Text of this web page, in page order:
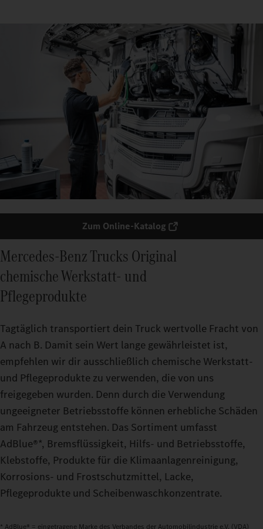
Zum Online-Katalog
Mercedes‑Benz Trucks Original
chemische Werkstatt‑ und
Pflegeprodukte
Tagtäglich transportiert dein Truck wertvolle Fracht von
A nach B. Damit sein Wert lange gewährleistet ist,
empfehlen wir dir ausschließlich chemische Werkstatt‑
und Pflegeprodukte zu verwenden, die von uns
freigegeben wurden. Denn durch die Verwendung
ungeeigneter Betriebsstoffe können erhebliche Schäden
am Fahrzeug entstehen. Das Sortiment umfasst
AdBlue®*, Bremsflüssigkeit, Hilfs‑ und Betriebsstoffe,
Klebstoffe, Produkte für die Klimaanlagenreinigung,
Korrosions‑ und Frostschutzmittel, Lacke,
Pflegeprodukte und Scheibenwaschkonzentrate.
* AdBlue® = eingetragene Marke des Verbandes der Automobilindustrie e.V. (VDA)